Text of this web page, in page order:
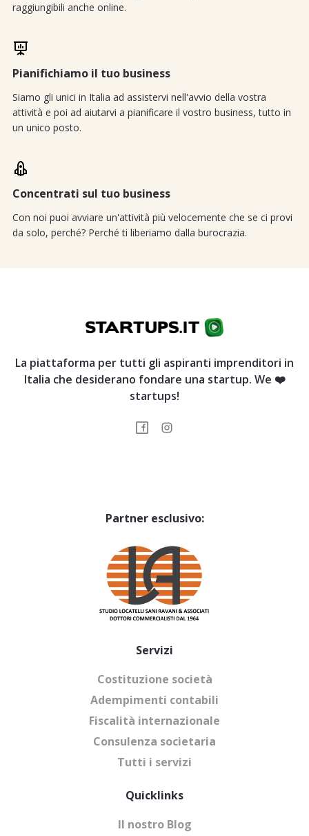
raggiungibili anche online.
Pianifichiamo il tuo business
Siamo gli unici in Italia ad assistervi nell'avvio della vostra
attività e poi ad aiutarvi a pianificare il vostro business, tutto in
un unico posto.
Concentrati sul tuo business
Con noi puoi avviare un'attività più velocemente che se ci provi
da solo, perché? Perché ti liberiamo dalla burocrazia.
La piattaforma per tutti gli aspiranti imprenditori in
Italia che desiderano fondare una startup. We ❤️
startups!
Partner esclusivo:
Servizi
Costituzione società
Adempimenti contabili
Fiscalità internazionale
Consulenza societaria
Tutti i servizi
Quicklinks
Il nostro Blog